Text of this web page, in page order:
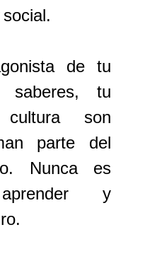
de tu
saberes, tu
son
parte del
Nunca es
y
.